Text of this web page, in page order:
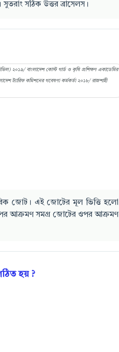
সুতরাং সঠিক উত্তর ব্রাসেলস।
২০১৯/ বাংলাদেশ কোস্ট গার্ড ও কৃষি প্রশিক্ষণ একাডেমির
ট্যারিফ কমিশনের গবেষণা কর্মকর্তা ২০১৮/ রাজশাহী
জোট। এই জোটের মূল ভিত্তি হলো
ওপর আক্রমণ সমগ্র জোটের ওপর আক্রমণ
হয় ?